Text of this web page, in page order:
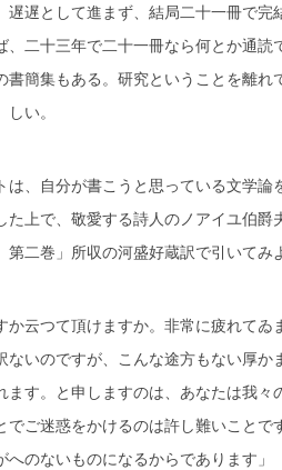
遅遅として進まず、結局二十一冊で
、二十三年で二十一冊なら何とか通読
書簡集もある。研究ということを離れ
い。
は、自分が書こうと思っている文学論
た上で、敬愛する詩人のノアイユ伯爵
二巻」所収の河盛好蔵訳で引いてみ
か云つて頂けますか。非常に疲れて
ないのですが、こんな途方もない厚か
ます。と申しますのは、あなたは我々
でご迷惑をかけるのは許し難いことで
のないものになるからであります」